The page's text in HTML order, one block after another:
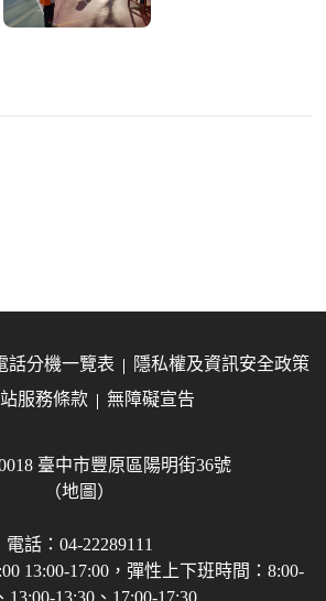
話分機一覽表
隱私權及資訊安全政策
服務條款
無障礙宣告
臺中市豐原區陽明街36號
（地圖）
電話：04-22289111
13:00-17:00，彈性上下班時間：8:00-